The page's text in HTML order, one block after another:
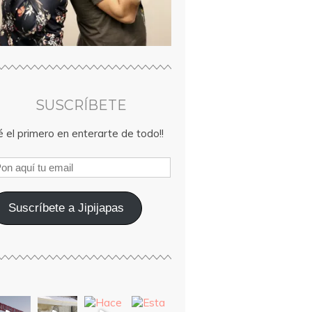
SUSCRÍBETE
el primero en enterarte de todo!!
Suscríbete a Jipijapas